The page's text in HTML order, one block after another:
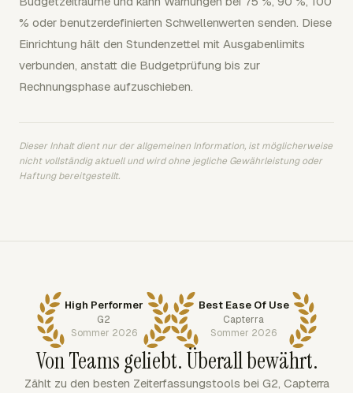
% oder benutzerdefinierten Schwellenwerten senden. Diese
Einrichtung hält den Stundenzettel mit Ausgabenlimits
verbunden, anstatt die Budgetprüfung bis zur
Rechnungsphase aufzuschieben.
Dieser Inhalt dient nur der allgemeinen Information, ist möglicherweise
nicht vollständig aktuell und wird ohne jegliche Gewährleistung oder
Haftung bereitgestellt.
High Performer
G2
Sommer 2026
Best Ease Of Use
Capterra
Sommer 2026
Von Teams geliebt. Überall bewährt.
Zählt zu den besten Zeiterfassungstools bei G2, Capterra